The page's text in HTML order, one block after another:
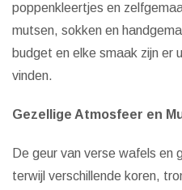
poppenkleertjes en
mutsen, sokken en
budget en elke smaak zijn er
vinden.
Gezellige Atmosfeer en
De geur van verse wafels en
terwijl verschillende koren,